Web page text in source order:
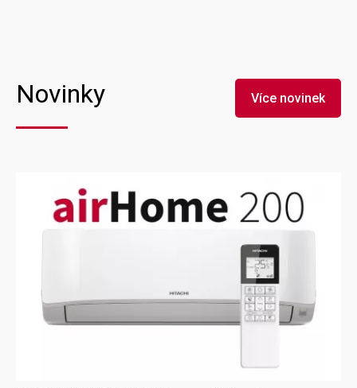
Novinky Více novinek